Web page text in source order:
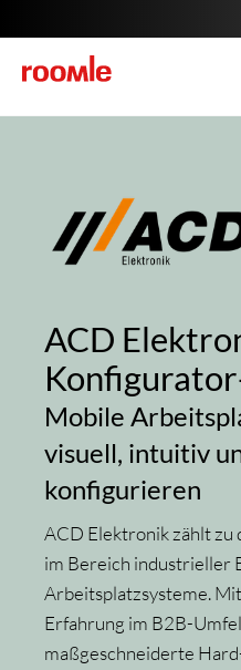
ACD
Mobile
visuell, intuitiv
konfigurieren
ACD Elektronik zählt
im Bereich industrieller
Arbeitsplatzsysteme.
Erfahrung im B2B-
maßgeschneiderte